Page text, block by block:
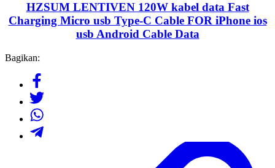
HZSUM LENTIVEN 120W kabel data Fast
Charging Micro usb Type-C Cable FOR iPhone ios
usb Android Cable Data
Bagikan: